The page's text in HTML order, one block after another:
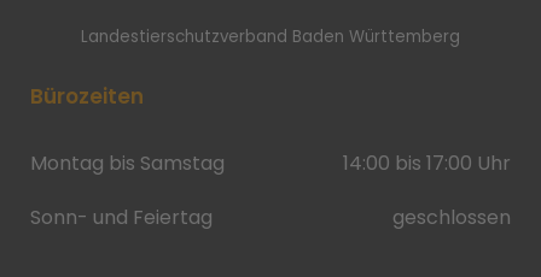
Landestierschutzverband Baden Württemberg
Bürozeiten
Montag bis Samstag
14:00 bis 17:00 Uhr
Sonn- und Feiertag
geschlossen